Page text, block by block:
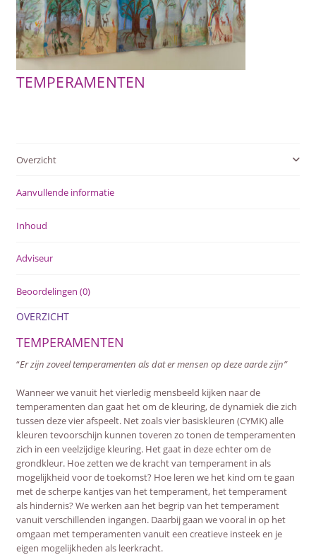
ACTUEEL
WEBWINKEL
TEMPERAMENTEN
Overzicht
Aanvullende informatie
Inhoud
Adviseur
Beoordelingen (0)
OVERZICHT
TEMPERAMENTEN
“Er zijn zoveel temperamenten als dat er mensen op deze aarde zijn”
Wanneer we vanuit het vierledig mensbeeld kijken naar de
temperamenten dan gaat het om de kleuring, de dynamiek die zich
tussen deze vier afspeelt. Net zoals vier basiskleuren (CYMK) alle
kleuren tevoorschijn kunnen toveren zo tonen de temperamenten
zich in een veelzijdige kleuring. Het gaat in deze echter om de
grondkleur. Hoe zetten we de kracht van temperament in als
mogelijkheid voor de toekomst? Hoe leren we het kind om te gaan
met de scherpe kantjes van het temperament, het temperament
als hindernis? We werken aan het begrip van het temperament
vanuit verschillenden ingangen. Daarbij gaan we vooral in op het
omgaan met temperamenten vanuit een creatieve insteek en je
eigen mogelijkheden als leerkracht.